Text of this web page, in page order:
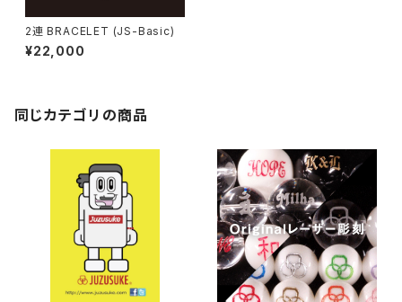
2連 BRACELET (JS-Basic)
¥22,000
同じカテゴリの商品